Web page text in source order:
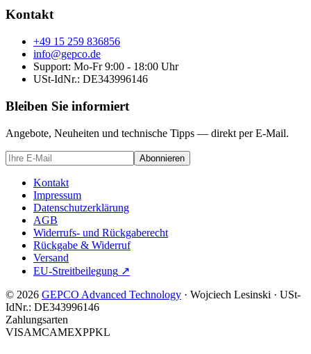
Kontakt
+49 15 259 836856
info@gepco.de
Support: Mo-Fr 9:00 - 18:00 Uhr
USt-IdNr.: DE343996146
Bleiben Sie informiert
Angebote, Neuheiten und technische Tipps — direkt per E-Mail.
Abonnieren
Kontakt
Impressum
Datenschutzerklärung
AGB
Widerrufs- und Rückgaberecht
Rückgabe & Widerruf
Versand
EU-Streitbeilegung ↗
© 2026 GEPCO Advanced Technology · Wojciech Lesinski · USt-
IdNr.: DE343996146
Zahlungsarten
VISAMCAMEXPPKL